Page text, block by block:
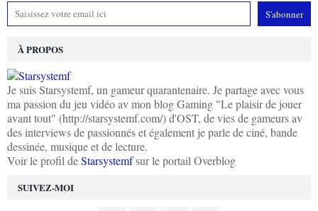
SUIVEZ-MOI
À PROPOS
Je suis Starsystemf, un gameur quarantenaire. Je partage avec vous
ma passion du jeu vidéo av mon blog Gaming "Le plaisir de jouer
avant tout" (http://starsystemf.com/) d'OST, de vies de gameurs av
des interviews de passionnés et également je parle de ciné, bande
dessinée, musique et de lecture.
Voir le profil deStarsystemfsur le portail Overblog